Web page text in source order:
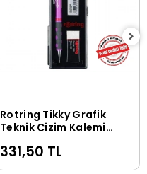
Sepete Ekle
Rotring Tikky Grafik
Teknik Çizim Kalemi
0.5mm Mor
331,50 TL